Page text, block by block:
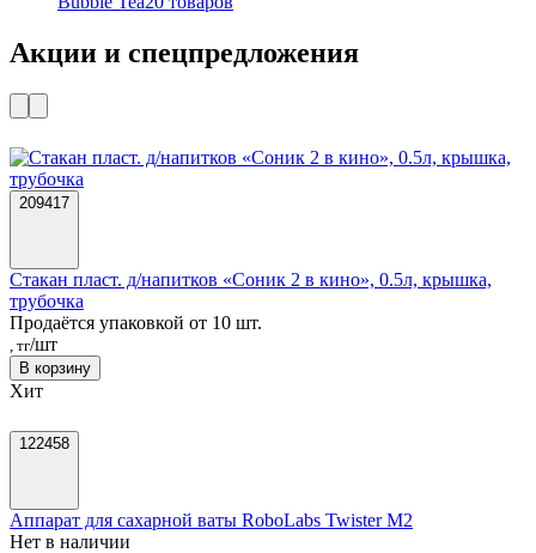
Акции и спецпредложения
209417
Стакан пласт. д/напитков «Соник 2 в кино», 0.5л, крышка,
трубочка
Продаётся упаковкой от 10 шт.
, тг/шт
В корзину
Хит
122458
Аппарат для сахарной ваты RoboLabs Twister M2
Нет в наличии